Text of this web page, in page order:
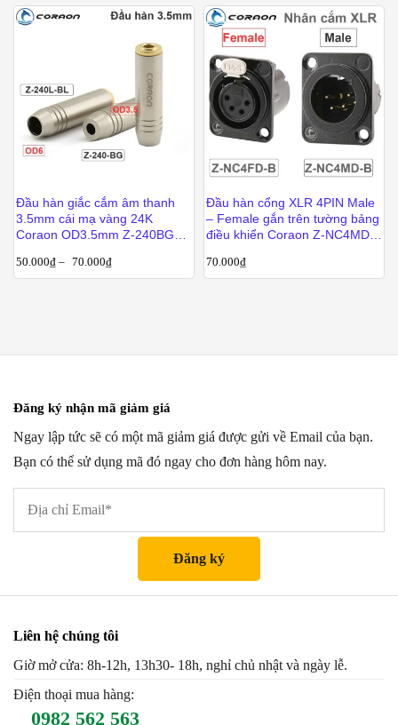
Đầu hàn giắc cắm âm thanh
3.5mm cái mạ vàng 24K
Coraon OD3.5mm Z-240BG
50.000₫ – 70.000₫
Đầu hàn cổng XLR 4PIN Male
– Female gắn trên tường bảng
điều khiển Coraon Z-NC4MD-
70.000₫
Đăng ký nhận mã giảm giá
Ngay lập tức sẽ có một mã giảm giá được gửi về Email của bạn.
Bạn có thể sử dụng mã đó ngay cho đơn hàng hôm nay.
Liên hệ chúng tôi
Giờ mở cửa: 8h-12h, 13h30- 18h, nghỉ chủ nhật và ngày lễ.
Điện thoại mua hàng:
0982 562 563